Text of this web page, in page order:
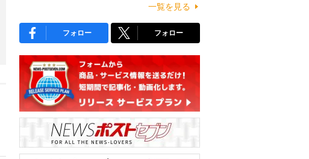
一覧を見る
フォロー フォロー